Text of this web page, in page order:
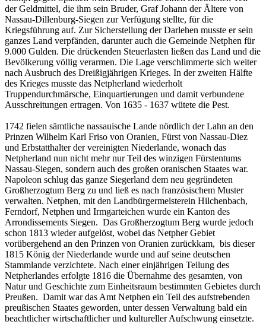
der Geldmittel, die ihm sein Bruder, Graf Johann der Ältere von
Nassau-Dillenburg-Siegen zur Verfügung stellte, für die
Kriegsführung auf. Zur Sicherstellung der Darlehen musste er sein
ganzes Land verpfänden, darunter auch die Gemeinde Netphen für
9.000 Gulden. Die drückenden Steuerlasten ließen das Land und die
Bevölkerung völlig verarmen. Die Lage verschlimmerte sich weiter
nach Ausbruch des Dreißigjährigen Krieges. In der zweiten Hälfte
des Krieges musste das Netpherland wiederholt
Truppendurchmärsche, Einquartierungen und damit verbundene
Ausschreitungen ertragen. Von 1635 - 1637 wütete die Pest.
1742 fielen sämtliche nassauische Lande nördlich der Lahn an den
Prinzen Wilhelm Karl Friso von Oranien, Fürst von Nassau-Diez
und Erbstatthalter der vereinigten Niederlande, wonach das
Netpherland nun nicht mehr nur Teil des winzigen Fürstentums
Nassau-Siegen, sondern auch des großen oranischen Staates war.
Napoleon schlug das ganze Siegerland dem neu gegründeten
Großherzogtum Berg zu und ließ es nach französischem Muster
verwalten. Netphen, mit den Landbürgermeisterein Hilchenbach,
Ferndorf, Netphen und Irmgarteichen wurde ein Kanton des
Arrondissements Siegen. Das Großherzogtum Berg wurde jedoch
schon 1813 wieder aufgelöst, wobei das Netpher Gebiet
vorübergehend an den Prinzen von Oranien zurückkam, bis dieser
1815 König der Niederlande wurde und auf seine deutschen
Stammlande verzichtete. Nach einer einjährigen Teilung des
Netpherlandes erfolgte 1816 die Übernahme des gesamten, von
Natur und Geschichte zum Einheitsraum bestimmten Gebietes durch
Preußen. Damit war das Amt Netphen ein Teil des aufstrebenden
preußischen Staates geworden, unter dessen Verwaltung bald ein
beachtlicher wirtschaftlicher und kultureller Aufschwung einsetzte.